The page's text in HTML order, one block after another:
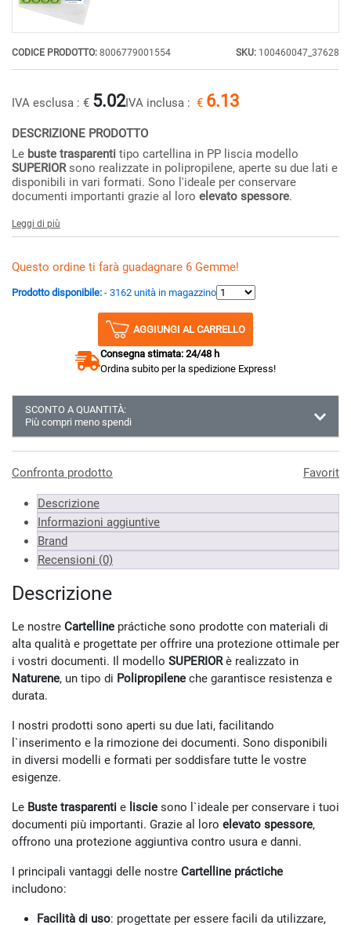
CODICE PRODOTTO: 8006779001554 SKU: 100460047_37628
IVA esclusa : € 5.02IVA inclusa : € 6.13
DESCRIZIONE PRODOTTO
Le buste trasparenti tipo cartellina in PP liscia modello
SUPERIOR sono realizzate in polipropilene, aperte su due lati e
disponibili in vari formati. Sono l'ideale per conservare
documenti importanti grazie al loro elevato spessore
Leggi di più
Questo ordine ti farà guadagnare 6 Gemme!
Prodotto disponibile: - 3162 unità in magazzino
AGGIUNGI AL CARRELLO
Consegna stimata: 24/48 h
Ordina subito per la spedizione Express!
SCONTO A QUANTITÀ:
Più compri meno spendi
*Prezzi IVA inclusa
Confronta prodotto Favorit
Descrizione
Informazioni aggiuntive
Brand
Recensioni (0)
Descrizione
Le nostre Cartelline práctiche sono prodotte con materiali di
alta qualità e progettate per offrire una protezione ottimale per
i vostri documenti. Il modello SUPERIOR è realizzato in
Naturene , un tipo di Polipropilene che garantisce resistenza e
durata.
I nostri prodotti sono aperti su due lati, facilitando
l`inserimento e la rimozione dei documenti. Sono disponibili
in diversi modelli e formati per soddisfare tutte le vostre
esigenze.
Le Buste trasparenti e liscie sono l`ideale per conservare i tuoi
documenti più importanti. Grazie al loro elevato spessore
offrono una protezione aggiuntiva contro usura e danni.
I principali vantaggi delle nostre Cartelline práctiche
includono:
Facilità di uso: progettate per essere facili da utilizzare,